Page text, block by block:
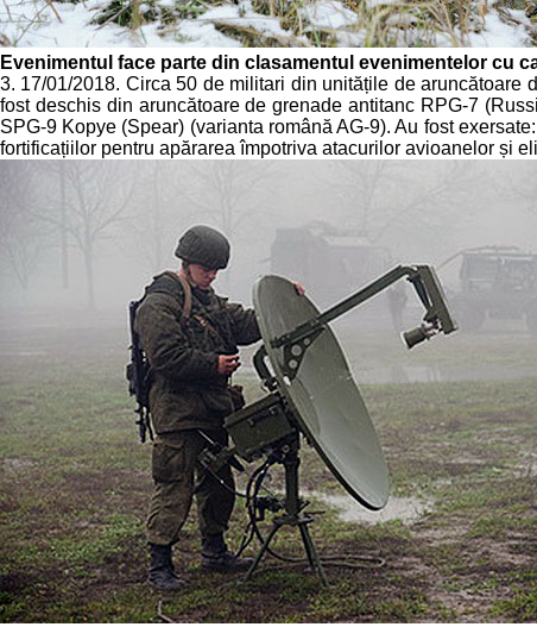
Evenimentul face parte din clasamentul evenimentelor cu
3. 17/01/2018. Circa 50 de militari din unitățile de
fost deschis din aruncătoare de grenade antitanc RPG-7
SPG-9 Kopye (Spear) (varianta română AG-9). Au fost
fortificațiilor pentru apărarea împotriva atacurilor avioanelor și